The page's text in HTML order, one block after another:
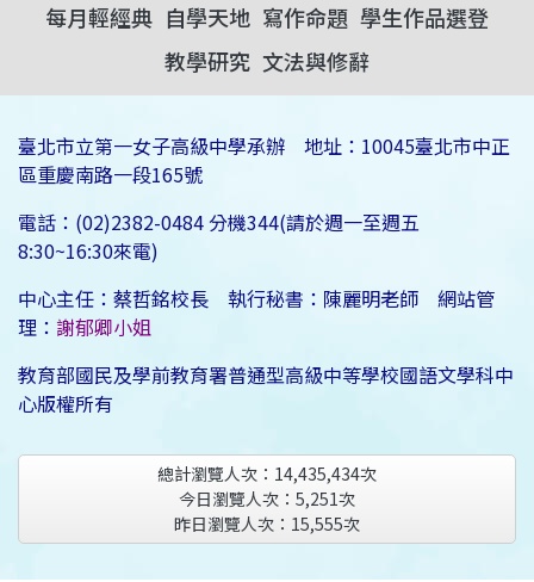
每月輕經典 自學天地 寫作命題 學生作品選登
教學研究 文法與修辭
臺北市立第一女子高級中學承辦 地址：10045臺北市中正
區重慶南路一段165號
電話：(02)2382-0484 分機344(請於週一至週五
8:30~16:30來電)
中心主任：蔡哲銘校長 執行秘書：陳麗明老師 網站管
理： 謝郁卿小姐
教育部國民及學前教育署普通型高級中等學校國語文學科中
心版權所有
總計瀏覽人次： 14,435,434次
今日瀏覽人次： 5,251次
昨日瀏覽人次： 15,555次